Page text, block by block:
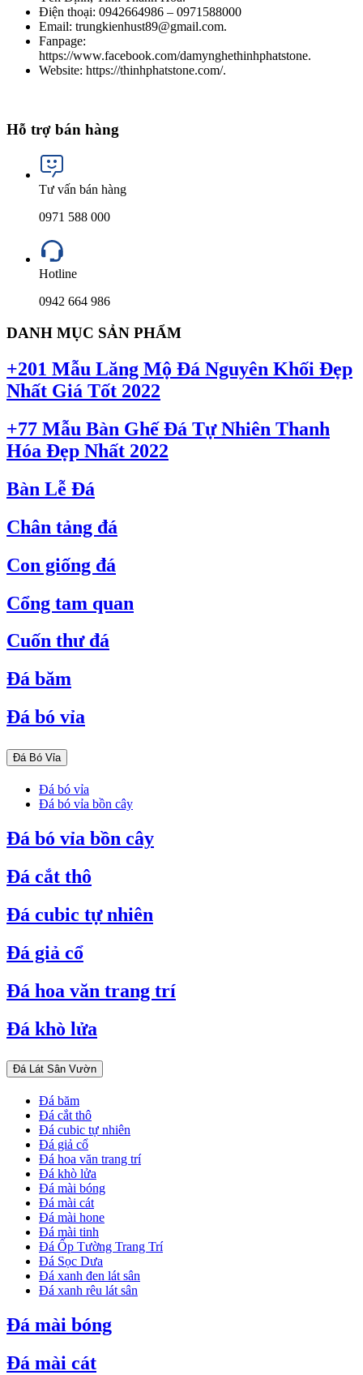
Điện thoại: 0942664986 – 0971588000
Email: trungkienhust89@gmail.com.
Fanpage:
https://www.facebook.com/damynghethinhphatstone.
Website: https://thinhphatstone.com/.
Hỗ trợ bán hàng
Tư vấn bán hàng
0971 588 000
Hotline
0942 664 986
DANH MỤC SẢN PHẨM
+201 Mẫu Lăng Mộ Đá Nguyên Khối Đẹp
Nhất Giá Tốt 2022
+77 Mẫu Bàn Ghế Đá Tự Nhiên Thanh
Hóa Đẹp Nhất 2022
Bàn Lễ Đá
Chân tảng đá
Con giống đá
Cổng tam quan
Cuốn thư đá
Đá băm
Đá bó vỉa
Đá Bó Vỉa
Đá bó vỉa
Đá bó vỉa bồn cây
Đá bó vỉa bồn cây
Đá cắt thô
Đá cubic tự nhiên
Đá giả cổ
Đá hoa văn trang trí
Đá khò lửa
Đá Lát Sân Vườn
Đá băm
Đá cắt thô
Đá cubic tự nhiên
Đá giả cổ
Đá hoa văn trang trí
Đá khò lửa
Đá mài bóng
Đá mài cát
Đá mài hone
Đá mài tinh
Đá Ốp Tường Trang Trí
Đá Sọc Dưa
Đá xanh đen lát sân
Đá xanh rêu lát sân
Đá mài bóng
Đá mài cát